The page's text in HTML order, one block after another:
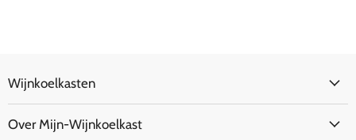
Wijnkoelkasten
Over Mijn-Wijnkoelkast